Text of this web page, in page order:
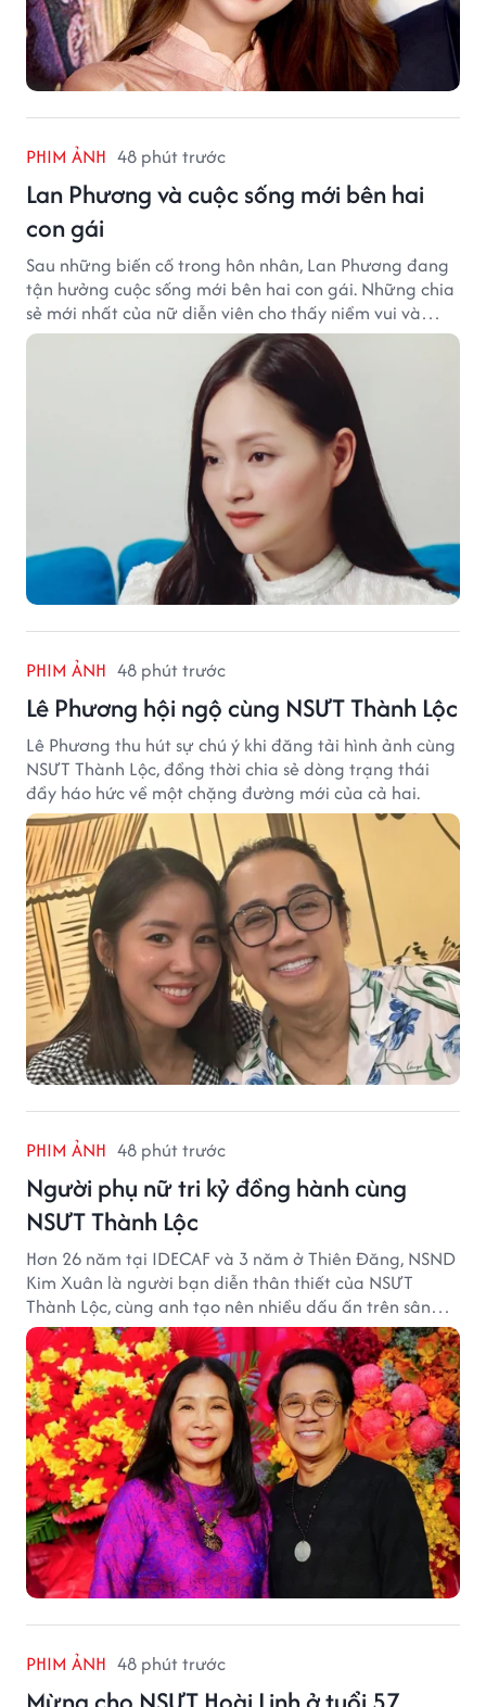
PHIM ẢNH 48 phút trước
Lan Phương và cuộc sống mới bên hai
con gái
Sau những biến cố trong hôn nhân, Lan Phương đang
tận hưởng cuộc sống mới bên hai con gái. Những chia
sẻ mới nhất của nữ diễn viên cho thấy niềm vui và
hạnh phúc hiện tại đến từ những điều bình dị mỗi
PHIM ẢNH 48 phút trước
Lê Phương hội ngộ cùng NSƯT Thành Lộc
Lê Phương thu hút sự chú ý khi đăng tải hình ảnh cùng
NSƯT Thành Lộc, đồng thời chia sẻ dòng trạng thái
đầy háo hức về một chặng đường mới của cả hai.
PHIM ẢNH 48 phút trước
Người phụ nữ tri kỷ đồng hành cùng
NSƯT Thành Lộc
Hơn 26 năm tại IDECAF và 3 năm ở Thiên Đăng, NSND
Kim Xuân là người bạn diễn thân thiết của NSƯT
Thành Lộc, cùng anh tạo nên nhiều dấu ấn trên sân
khấu.
PHIM ẢNH 48 phút trước